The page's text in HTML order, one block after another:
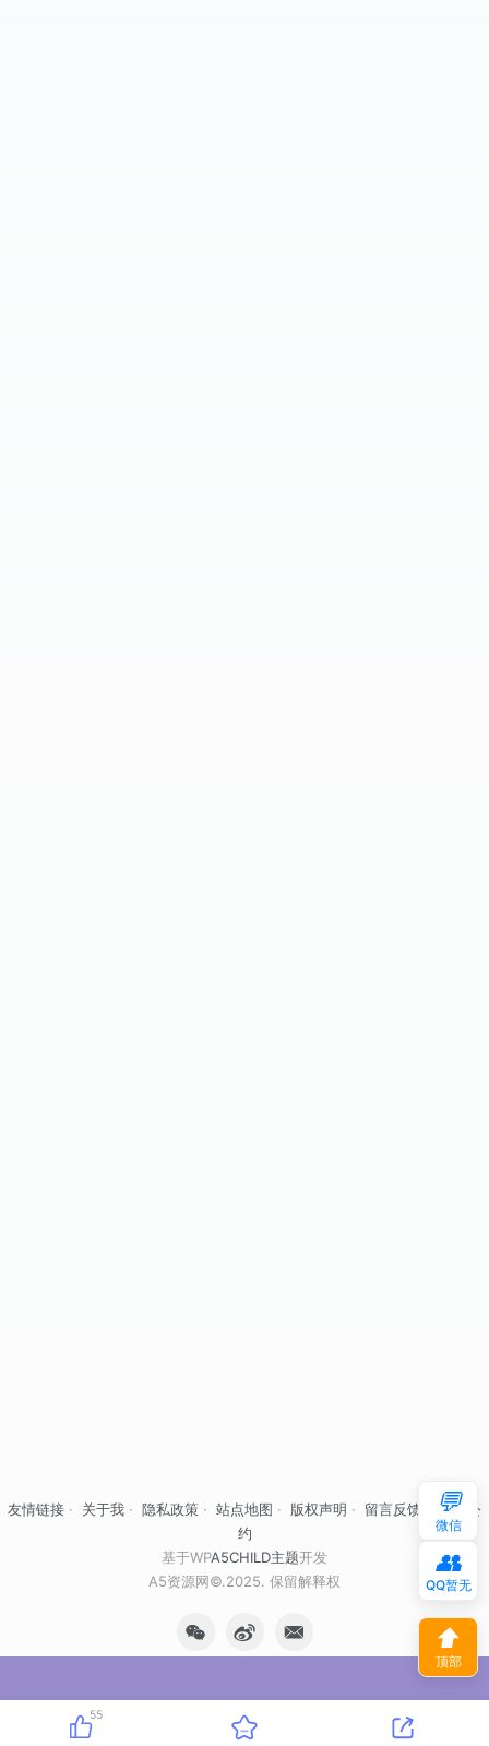
友情链接 · 关于我 · 隐私政策 · 站点地图 · 版权声明 · 留言反馈
自律公
约
基于WPA5CHILD主题开发
A5资源网©.2025. 保留解释权
55
💬
微信
👥
QQ暂无
⬆
顶部